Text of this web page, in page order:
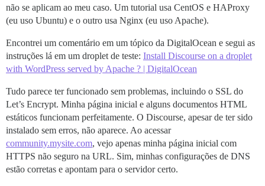
não se aplicam ao meu caso. Um tutorial usa CentOS e HAProxy
(eu uso Ubuntu) e o outro usa Nginx (eu uso Apache).
Encontrei um comentário em um tópico da DigitalOcean e segui as
instruções lá em um droplet de teste: Install Discourse on a droplet
with WordPress served by Apache ? | DigitalOcean
Tudo parece ter funcionado sem problemas, incluindo o SSL do
Let’s Encrypt. Minha página inicial e alguns documentos HTML
estáticos funcionam perfeitamente. O Discourse, apesar de ter sido
instalado sem erros, não aparece. Ao acessar
community.mysite.com, vejo apenas minha página inicial com
HTTPS não seguro na URL. Sim, minhas configurações de DNS
estão corretas e apontam para o servidor certo.